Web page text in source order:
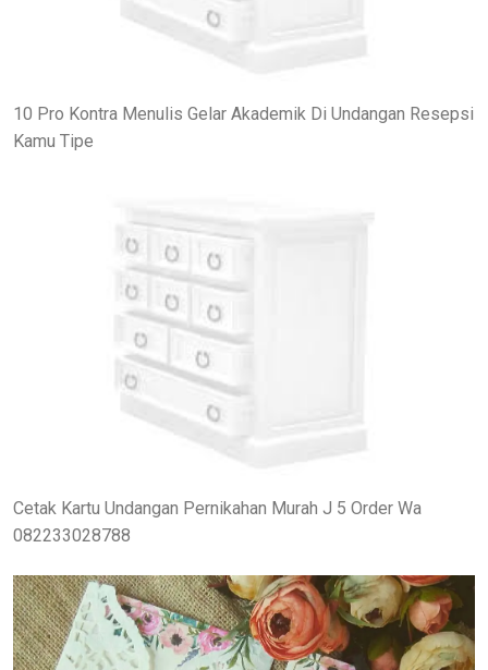
10 Pro Kontra Menulis Gelar Akademik Di Undangan Resepsi
Kamu Tipe
Cetak Kartu Undangan Pernikahan Murah J 5 Order Wa
082233028788